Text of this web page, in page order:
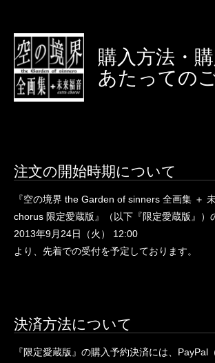
購入方法・
あたっての
注文の開始時期について
『空の境界 the Garden of sinners 全画集 ＋
chorus 限定愛蔵版』（以下『限定愛蔵版』）
2013年9月24日（火） 12:00
より、先着での受付を予定しております。
決済方法について
『限定愛蔵版』の購入予約決済には、PayPal